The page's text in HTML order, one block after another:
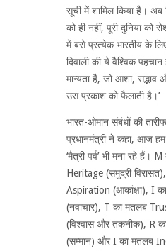
सूची में शामिल किया है। अब
को ही नहीं, पूरी दुनिया को
में बसे प्रत्येक भारतीय के
दिवाली की ये वैश्विक पहचान
मान्यता है, जो आशा,
उस प्रकाश को फैलाती है।’
भारत-ओमान संबंधों की
प्रधानमंत्री ने कहा, आज
‘मैत्री पर्व’ भी मना रहे हैं।
Heritage (समुद्री
Aspiration (आकांक्षा), I
(नवाचार), T का मतलब
(विश्वास और तकनीक), R
(सम्मान) और I का मतलब